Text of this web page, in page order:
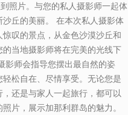
照片。与您的私人摄影师一起体
丘的美丽。 在本次私人摄影体
叹的景点，从金色沙漠沙丘和
当地摄影师将在完美的光线下
影师会指导您摆出最自然的姿
松自在、尽情享受。无论您是
还是与家人一起旅行，都可以
片，展示加那利群岛的魅力。